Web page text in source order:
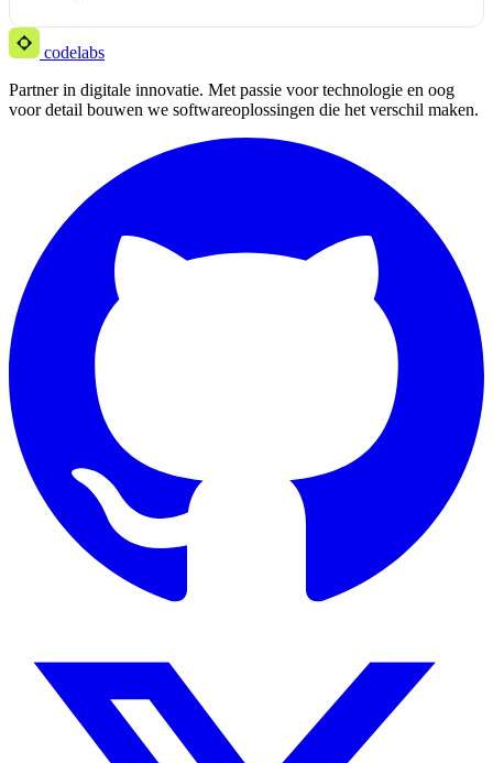
codelabs
Partner in digitale innovatie. Met passie voor technologie en oog
voor detail bouwen we softwareoplossingen die het verschil maken.